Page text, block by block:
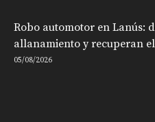
Robo automotor en Lanús:
allanamiento y recuperan
05/08/2026